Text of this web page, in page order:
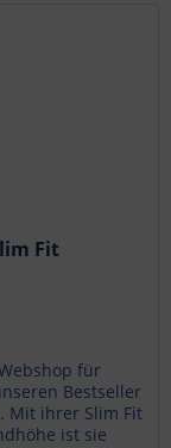
Fit
für
Bestseller
Mit ihrer Slim Fit
ist sie